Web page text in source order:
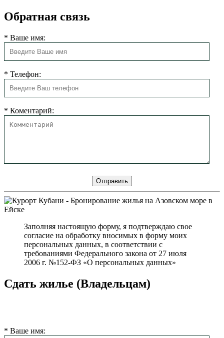
Обратная связь
* Ваше имя:
* Телефон:
* Коментарий:
Заполняя настоящую форму, я подтверждаю свое
согласие на обработку вносимых в форму моих
персональных данных, в соответствии с
требованиями Федерального закона от 27 июля
2006 г. №152-ФЗ «О персональных данных»
Сдать жилье (Владельцам)
* Ваше имя: